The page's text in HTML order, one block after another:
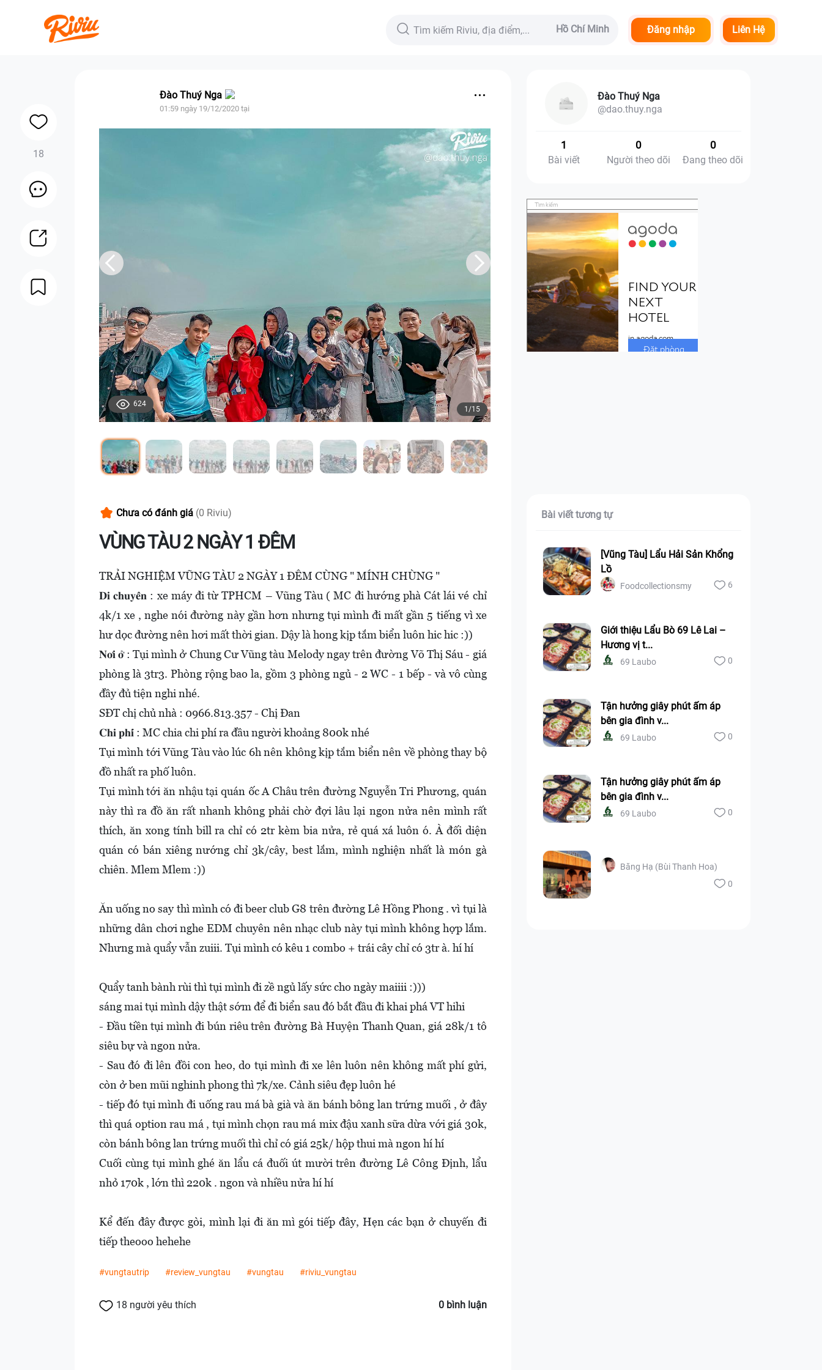
Liên Hệ
Đăng nhập
Hồ Chí Minh
Đào Thuý Nga
01:59 ngày 19/12/2020 tại
624
1/15
Chưa có đánh giá (0 Riviu)
VÙNG TÀU 2 NGÀY 1 ĐÊM
TRẢI NGHIỆM VŨNG TÀU 2 NGÀY 1 ĐÊM CÙNG " MÍNH CHÙNG "
𝐃𝐢 𝐜𝐡𝐮𝐲𝐞̂̉𝐧 : xe máy đi từ TPHCM – Vũng Tàu ( MC đi hướng phà Cát lái vé chỉ
4k/1 xe , nghe nói đường này gần hơn nhưng tụi mình đi mất gần 5 tiếng vì xe
hư dọc đường nên hơi mất thời gian. Dậy là hong kịp tắm biển luôn hic hic :))
𝐍𝐨̛𝐢 𝐨̛̉ : Tụi mình ở Chung Cư Vũng tàu Melody ngay trên đường Võ Thị Sáu - giá
phòng là 3tr3. Phòng rộng bao la, gồm 3 phòng ngủ - 2 WC - 1 bếp - và vô cùng
đầy đủ tiện nghi nhé.
SĐT chị chủ nhà : 0966.813.357 - Chị Đan
𝐂𝐡𝐢 𝐩𝐡𝐢́ : MC chia chi phí ra đầu người khoảng 800k nhé
Tụi mình tới Vũng Tàu vào lúc 6h nên không kịp tắm biển nên về phòng thay bộ
đồ nhất ra phố luôn.
Tụi mình tới ăn nhậu tại quán ốc A Châu trên đường Nguyễn Tri Phương, quán
này thì ra đồ ăn rất nhanh không phải chờ đợi lâu lại ngon nửa nên mình rất
thích, ăn xong tính bill ra chỉ có 2tr kèm bia nửa, rẻ quá xá luôn ó. À đối diện
quán có bán xiêng nướng chỉ 3k/cây, best lắm, mình nghiện nhất là món gà
chiên. Mlem Mlem :))
Ăn uống no say thì mình có đi beer club G8 trên đường Lê Hồng Phong . vì tụi là
những dân chơi nghe EDM chuyên nên nhạc club này tụi mình không hợp lắm.
Nhưng mà quẩy vẫn zuiii. Tụi mình có kêu 1 combo + trái cây chỉ có 3tr à. hí hí
Quẩy tanh bành rùi thì tụi mình đi zề ngủ lấy sức cho ngày maiiii :)))
sáng mai tụi mình dậy thật sớm để đi biển sau đó bắt đầu đi khai phá VT hihi
- Đầu tiền tụi mình đi bún riêu trên đường Bà Huyện Thanh Quan, giá 28k/1 tô
siêu bự và ngon nửa.
- Sau đó đi lên đồi con heo, do tụi mình đi xe lên luôn nên không mất phí gửi,
còn ở ben mũi nghinh phong thì 7k/xe. Cảnh siêu đẹp luôn hé
- tiếp đó tụi mình đi uống rau má bà già và ăn bánh bông lan trứng muối , ở đây
thì quá option rau má , tụi mình chọn rau má mix đậu xanh sữa dừa với giá 30k,
còn bánh bông lan trứng muối thì chỉ có giá 25k/ hộp thui mà ngon hí hí
Cuối cùng tụi mình ghé ăn lẩu cá đuối út mười trên đường Lê Công Định, lẩu
nhỏ 170k , lớn thì 220k . ngon và nhiều nửa hí hí
Kể đến đây được gòi, mình lại đi ăn mì gói tiếp đây, Hẹn các bạn ở chuyến đi
tiếp theooo hehehe
#vungtautrip #review_vungtau #vungtau #riviu_vungtau
18 người yêu thích 0 bình luận
18
Đào Thuý Nga
@dao.thuy.nga
1
Bài viết
0
Người theo dõi
0
Đang theo dõi
Bài viết tương tự
[Vũng Tàu] Lẩu Hải Sản Khổng
Lồ
Foodcollectionsmy 6
Giới thiệu Lẩu Bò 69 Lê Lai –
Hương vị t...
69 Laubo 0
Tận hưởng giây phút ấm áp
bên gia đình v...
69 Laubo 0
Tận hưởng giây phút ấm áp
bên gia đình v...
69 Laubo 0
Băng Hạ (Bùi Thanh Hoa)
0